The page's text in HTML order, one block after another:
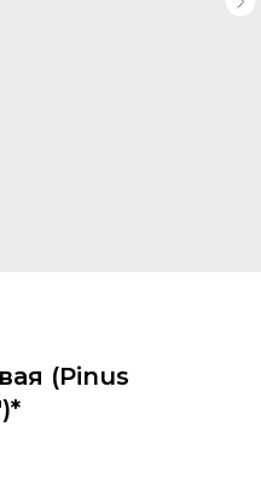
(Pinus